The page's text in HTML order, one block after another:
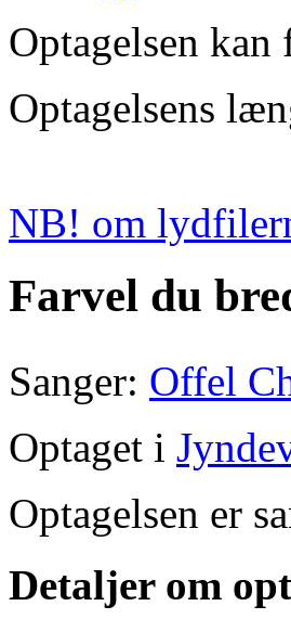
Optagelsen kan
Optagelsens
NB! om
Farvel du
Sanger: Offel
Optaget i
Optagelsen er
Detaljer om